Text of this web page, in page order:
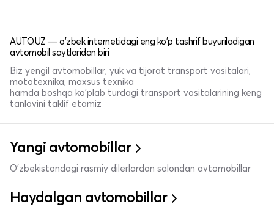
AUTO.UZ — o'zbek internetidagi eng ko'p tashrif buyuriladigan
avtomobil saytlaridan biri
Biz yengil avtomobillar, yuk va tijorat transport vositalari,
mototexnika, maxsus texnika
hamda boshqa ko'plab turdagi transport vositalarining keng
tanlovini taklif etamiz
Yangi avtomobillar
O'zbekistondagi rasmiy dilerlardan salondan avtomobillar
Haydalgan avtomobillar